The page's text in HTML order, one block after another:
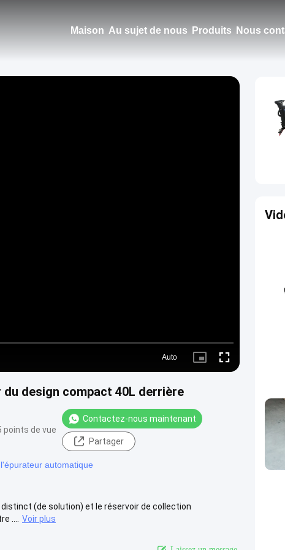
Maison Au sujet de nous Produits Nous
Auto
Picture- Fullscreen
du design compact 40L derrière
points de vue
Contactez-nous maintenant
Partager
automatique
(de solution) et le réservoir de collection
....
Voir plus